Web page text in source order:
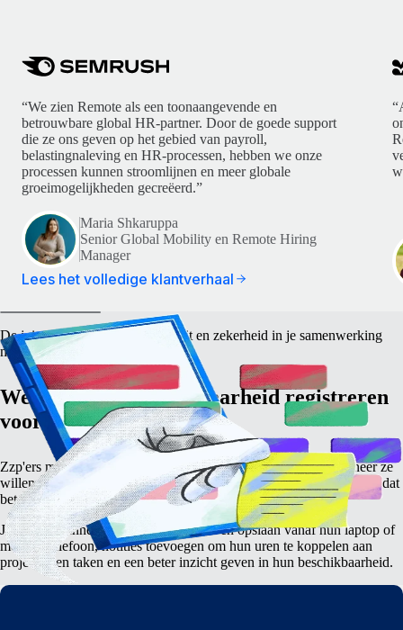
“We zien Remote als een toonaangevende en
betrouwbare global HR-partner. Door de goede support
die ze ons geven op het gebied van payroll,
belastingnaleving en HR-processen, hebben we onze
processen kunnen stroomlijnen en meer globale
groeimogelijkheden gecreëerd.”
Maria Shkaruppa
Senior Global Mobility en Remote Hiring
Manager
Lees het volledige klantverhaal
De juiste balans tussen flexibiliteit en zekerheid in je samenwerking
met zzp'ers
Werkuren en beschikbaarheid registreren
voor zzp'ers
Zzp'ers moeten de vrijheid hebben om te werken waar en wanneer ze
willen om straffen voor verkeerde classificatie te voorkomen. Maar dat
betekent niet dat jij in het ongewisse hoeft te blijven.
Je zzp'ers kunnen hun uren registreren en opslaan vanaf hun laptop of
mobiele telefoon, notities toevoegen om hun uren te koppelen aan
projecten en taken en een beter inzicht geven in hun beschikbaarheid.